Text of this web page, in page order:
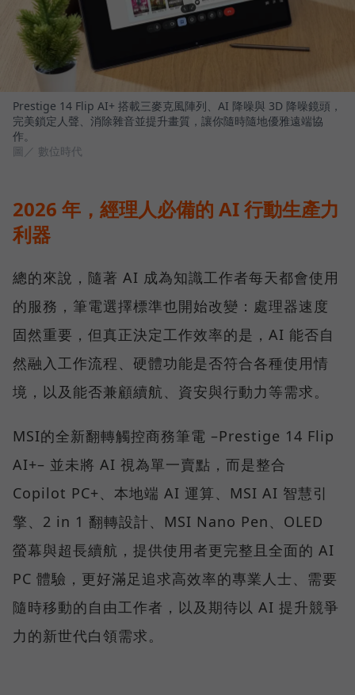
Prestige 14 Flip AI+ 搭載三麥克風陣列、AI 降噪與 3D 降噪鏡頭，
完美鎖定人聲、消除雜音並提升畫質，讓你隨時隨地優雅遠端協
作。
圖／ 數位時代
2026 年，經理人必備的 AI 行動生產力
利器
總的來說，隨著 AI 成為知識工作者每天都會使用
的服務，筆電選擇標準也開始改變：處理器速度
固然重要，但真正決定工作效率的是，AI 能否自
然融入工作流程、硬體功能是否符合各種使用情
境，以及能否兼顧續航、資安與行動力等需求。
MSI的全新翻轉觸控商務筆電 –Prestige 14 Flip
AI+– 並未將 AI 視為單一賣點，而是整合
Copilot PC+、本地端 AI 運算、MSI AI 智慧引
擎、2 in 1 翻轉設計、MSI Nano Pen、OLED
螢幕與超長續航，提供使用者更完整且全面的 AI
PC 體驗，更好滿足追求高效率的專業人士、需要
隨時移動的自由工作者，以及期待以 AI 提升競爭
力的新世代白領需求。